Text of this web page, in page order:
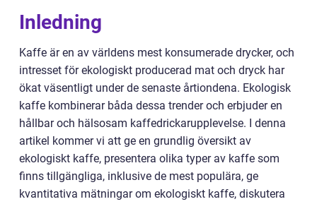
Inledning
Kaffe är en av världens mest konsumerade drycker, och
intresset för ekologiskt producerad mat och dryck har
ökat väsentligt under de senaste årtiondena. Ekologisk
kaffe kombinerar båda dessa trender och erbjuder en
hållbar och hälsosam kaffedrickarupplevelse. I denna
artikel kommer vi att ge en grundlig översikt av
ekologiskt kaffe, presentera olika typer av kaffe som
finns tillgängliga, inklusive de mest populära, ge
kvantitativa mätningar om ekologiskt kaffe, diskutera